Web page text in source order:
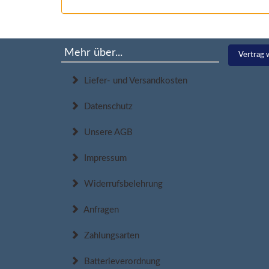
Mehr über...
Liefer- und Versandkosten
Datenschutz
Unsere AGB
Impressum
Widerrufsbelehrung
Anfragen
Zahlungsarten
Batterieverordnung
Vertrag